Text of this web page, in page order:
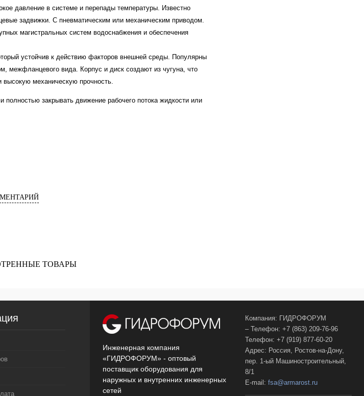
давление в системе и перепады температуры. Известно
задвижки. С пневматическим или механическим приводом.
магистральных систем водоснабжения и обеспечения
устойчив к действию факторов внешней среды. Популярны
межфланцевого вида. Корпус и диск создают из чугуна, что
высокую механическую прочность.
полностью закрывать движение рабочего потока жидкости или
ТОВАРЫ
Инженерная компания
«ГИДРОФОРУМ» - оптовый
поставщик оборудования для
наружных и внутренних инженерных
сетей
Компания: ГИДРОФОРУМ
– Телефон: +7 (863) 209-76-96
Телефон: +7 (919) 877-60-20
Адрес: Россия, Ростов-на-Дону,
пер. 1-ый Машиностроительный,
8/1
E-mail: fsa@armarost.ru